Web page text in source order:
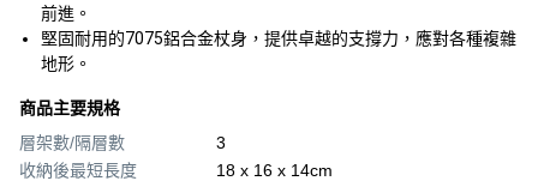
前進。
堅固耐用的7075鋁合金杖身，提供卓越的支撐力，應對各種複雜
地形。
商品主要規格
層架數/隔層數
3
收納後最短長度
18 x 16 x 14cm